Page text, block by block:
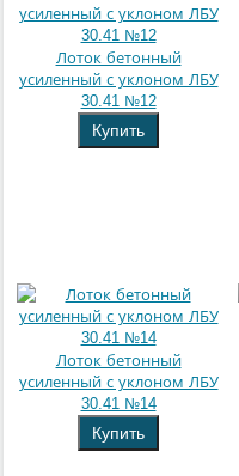
Лоток бетонный
усиленный с уклоном ЛБУ
30.41 №12
Купить
Лоток бетонный
усиленный с уклоном ЛБУ
30.41 №14
Купить